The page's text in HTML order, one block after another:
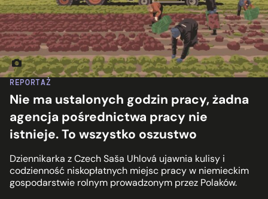
REPORTAŻ
Nie ma ustalonych godzin pracy, żadna
agencja pośrednictwa pracy nie
istnieje. To wszystko oszustwo
Dziennikarka z Czech Saša Uhlová ujawnia kulisy i
codzienność niskopłatnych miejsc pracy w niemieckim
gospodarstwie rolnym prowadzonym przez Polaków.
Ilustracja: A2larm/Jan Šrámek